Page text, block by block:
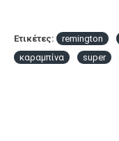
Ετικέτες: remington
καραμπίνα
super